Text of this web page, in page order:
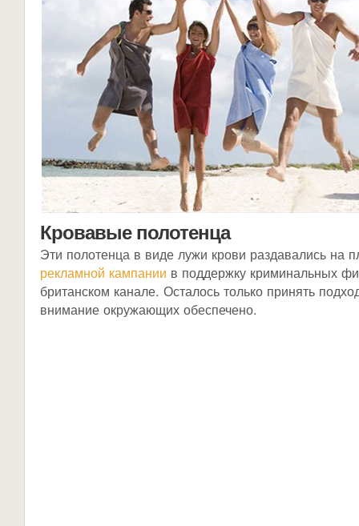
Кровавые полотенца
Эти полотенца в виде лужи крови раздавались на
рекламной кампании в поддержку криминальных
британском канале. Осталось только принять
внимание окружающих обеспечено.